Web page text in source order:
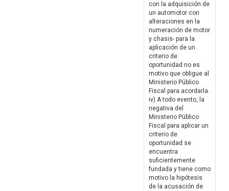
con la adquisición de
un automotor con
alteraciones en la
numeración de motor
y chasis- para la
aplicación de un
criterio de
oportunidad no es
motivo que obligue al
Ministerio Público
Fiscal para acordarla.
iv) A todo evento, la
negativa del
Ministerio Público
Fiscal para aplicar un
criterio de
oportunidad se
encuentra
suficientemente
fundada y tiene como
motivo la hipótesis
de la acusación de